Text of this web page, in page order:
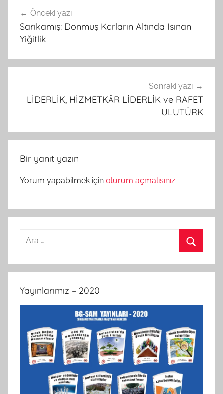
gezinmesi
Önceki yazı
Sarıkamış: Donmuş Karların Altında Isınan
Yiğitlik
Sonraki yazı
LİDERLİK, HİZMETKÂR LİDERLİK ve RAFET
ULUTÜRK
Bir yanıt yazın
Yorum yapabilmek için oturum açmalısınız.
Arama:
Yayınlarımız – 2020